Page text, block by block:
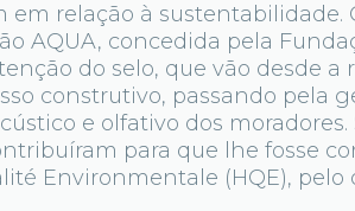
em relação à sustentabilidade.
AQUA, concedida pela
do selo, que vão desde
construtivo, passando pela
e olfativo dos moradores.
para que lhe fosse
Environmentale (HQE), pelo